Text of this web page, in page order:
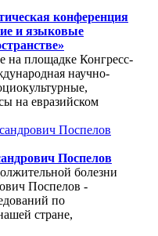
конференция
и языковые
на площадке Конгресс-
научно-
на евразийском
Поспелов
болезни
Поспелов -
по
стране,